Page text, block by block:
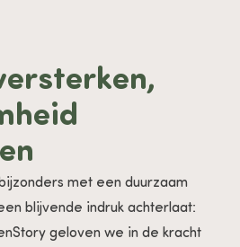
met een duurzaam
blijvende indruk achterlaat:
geloven we in de kracht